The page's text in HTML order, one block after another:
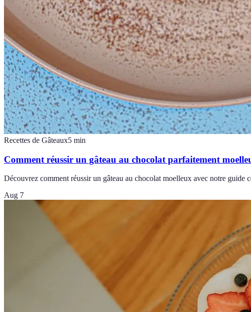
Recettes de Gâteaux5 min
Comment réussir un gâteau au chocolat parfaitement
Découvrez comment réussir un gâteau au chocolat moelleux avec notre guide
Aug 7